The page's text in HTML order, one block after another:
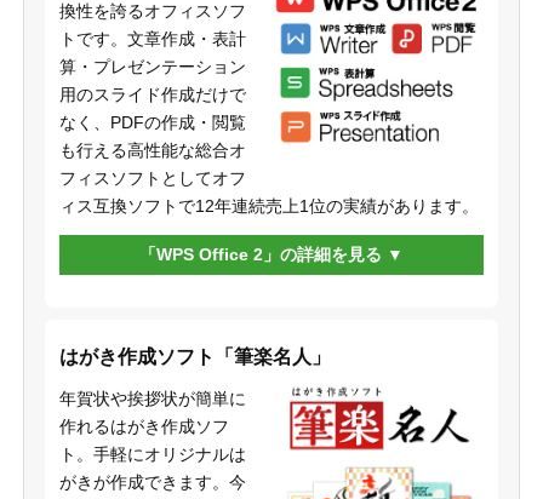
換性を誇るオフィスソフ
トです。文章作成・表計
算・プレゼンテーション
用のスライド作成だけで
なく、PDFの作成・閲覧
も行える高性能な総合オ
フィスソフトとしてオフ
ィス互換ソフトで12年連続売上1位の実績があります。
「WPS Office 2」の詳細を見る
はがき作成ソフト「筆楽名人」
年賀状や挨拶状が簡単に
作れるはがき作成ソフ
ト。手軽にオリジナルは
がきが作成できます。今